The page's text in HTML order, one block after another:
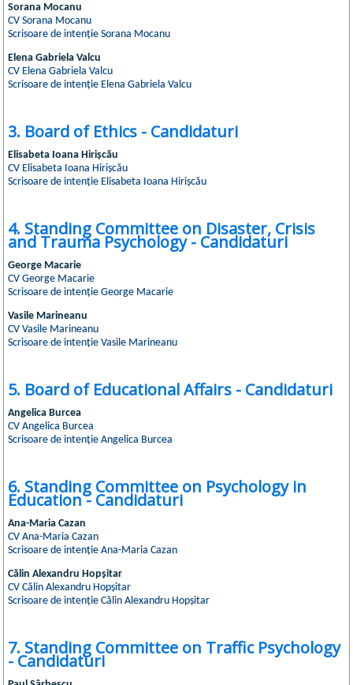
Sorana Mocanu
CV Sorana Mocanu
Scrisoare de intenție Sorana Mocanu
Elena Gabriela Valcu
CV Elena Gabriela Valcu
Scrisoare de intenție Elena Gabriela Valcu
3. Board of Ethics - Candidaturi
Elisabeta Ioana Hirișcău
CV Elisabeta Ioana Hirișcău
Scrisoare de intenție Elisabeta Ioana Hirișcău
4. Standing Committee on Disaster, Crisis
and Trauma Psychology - Candidaturi
George Macarie
CV George Macarie
Scrisoare de intenție George Macarie
Vasile Marineanu
CV Vasile Marineanu
Scrisoare de intenție Vasile Marineanu
5. Board of Educational Affairs - Candidaturi
Angelica Burcea
CV Angelica Burcea
Scrisoare de intenție Angelica Burcea
6. Standing Committee on Psychology in
Education - Candidaturi
Ana-Maria Cazan
CV Ana-Maria Cazan
Scrisoare de intenție Ana-Maria Cazan
Călin Alexandru Hopșitar
CV Călin Alexandru Hopșitar
Scrisoare de intenție Călin Alexandru Hopșitar
7. Standing Committee on Traffic Psychology
- Candidaturi